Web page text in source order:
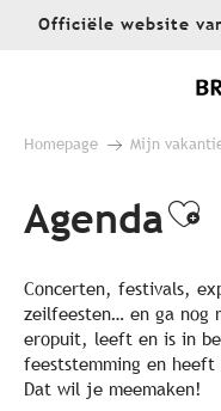
AllerOfficiële website
Homepage Mijn
Agenda
Concerten, festivals,
zeilfeesten… en ga nog
eropuit, leeft en is in
feeststemming en
Dat wil je meemaken!